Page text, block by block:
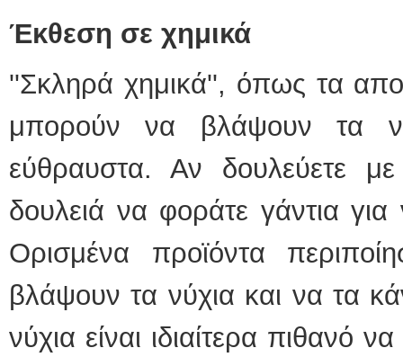
Έκθεση σε χημικά
''Σκληρά χημικά'', όπως τα
μπορούν να βλάψουν τα
εύθραυστα. Αν δουλεύετε
δουλειά να φοράτε γάντια
Ορισμένα προϊόντα
βλάψουν τα νύχια και να τα
νύχια είναι ιδιαίτερα πιθανό